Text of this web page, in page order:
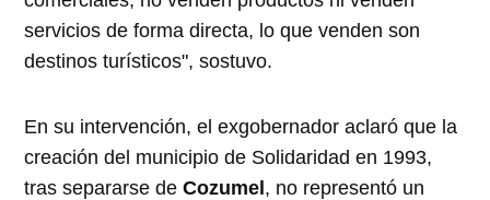
servicios de forma directa, lo que venden son
destinos turísticos", sostuvo.
En su intervención, el exgobernador aclaró que la
creación del municipio de Solidaridad en 1993,
tras separarse deCozumel, no representó un